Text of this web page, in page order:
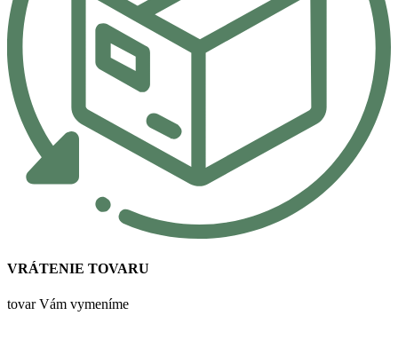
VRÁTENIE TOVARU
tovar Vám vymeníme